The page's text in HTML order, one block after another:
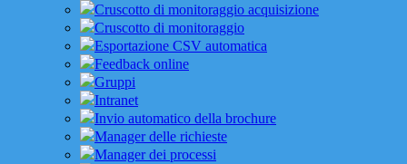
Cruscotto di monitoraggio acquisizione
Cruscotto di monitoraggio
Esportazione CSV automatica
Feedback online
Gruppi
Intranet
Invio automatico della brochure
Manager delle richieste
Manager dei processi